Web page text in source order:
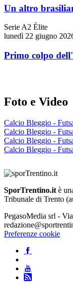
Un altro
Serie A2 Élite
lunedì 22 giugno
Primo colpo
Foto e Video
Calcio Bleggio -
Calcio Bleggio -
Calcio Bleggio -
Calcio Bleggio -
SporTrentino.it è
Tribunale di Trento
PegasoMedia srl -
Preferenze cookie